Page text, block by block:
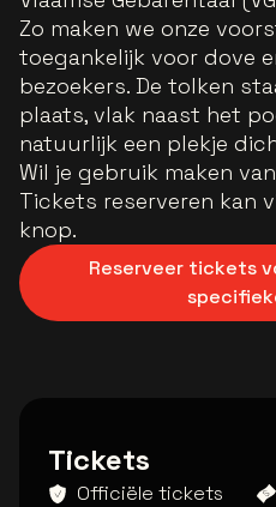
Zo maken we onze
toegankelijk voor dove
bezoekers. De tolken
plaats, vlak naast het
natuurlijk een plekje
Wil je gebruik maken
Tickets reserveren kan
knop.
Reserveer tickets
Tickets
Officiële tickets